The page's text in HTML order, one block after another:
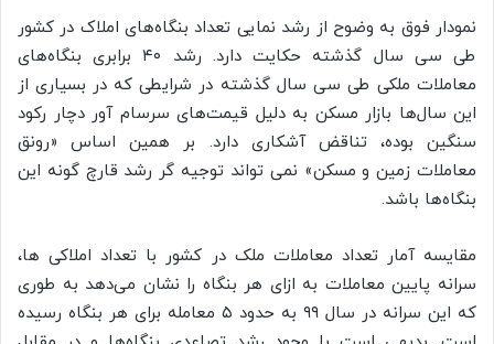
نمودار فوق به وضوح از رشد نمایی تعداد بنگاه‌های املاک در کشور
طی سی سال گذشته حکایت دارد. رشد ۴۰ برابری بنگاه‌های
معاملات ملکی طی سی سال گذشته در شرایطی که در بسیاری از
این سال‌ها بازار مسکن به دلیل قیمت‌های سرسام آور دچار رکود
سنگین بوده، تناقض آشکاری دارد. بر همین اساس «رونق
معاملات زمین و مسکن» نمی تواند توجیه گر رشد قارچ گونه این
بنگاه‌ها باشد.
مقایسه آمار تعداد معاملات ملک در کشور با تعداد املاکی ها،
سرانه پایین معاملات به ازای هر بنگاه را نشان می‌دهد به طوری
که این سرانه در سال ۹۹ به حدود ۵ معامله برای هر بنگاه رسیده